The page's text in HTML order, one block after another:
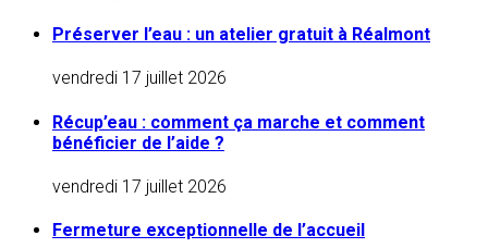
Préserver l’eau : un atelier gratuit à Réalmont
vendredi 17 juillet 2026
Récup’eau : comment ça marche et comment
bénéficier de l’aide ?
vendredi 17 juillet 2026
Fermeture exceptionnelle de l’accueil